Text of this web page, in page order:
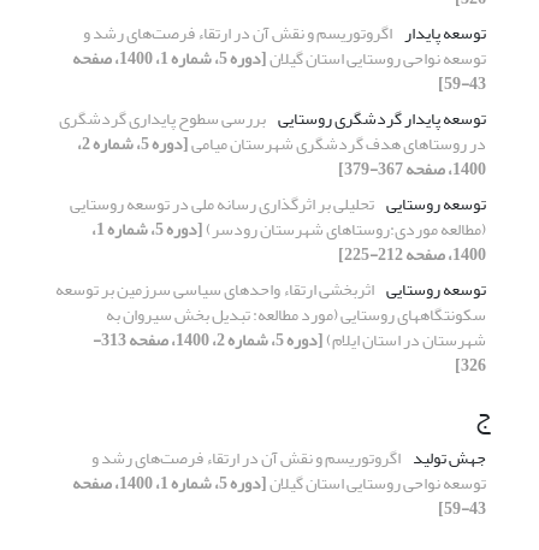
توسعه پایدار اگروتوریسم و نقش آن در ارتقاء فرصت‌های رشد و
توسعه نواحی روستایی استان گیلان [دوره 5، شماره 1، 1400، صفحه
43-59]
توسعه پایدار گردشگری روستایی بررسی سطوح پایداری گردشگری
در روستاهای هدف گردشگری شهرستان میامی [دوره 5، شماره 2،
1400، صفحه 367-379]
توسعه روستایی تحلیلی بر اثرگذاری رسانه ملی در توسعه روستایی
(مطالعه موردی:روستاهای شهرستان رودسر) [دوره 5، شماره 1،
1400، صفحه 212-225]
توسعه روستایی اثربخشی ارتقاء واحدهای سیاسی سرزمین بر توسعه
سکونتگاه‎های روستایی (مورد مطالعه: تبدیل بخش سیروان به
شهرستان در استان ایلام) [دوره 5، شماره 2، 1400، صفحه 313-
326]
ج
جهش تولید اگروتوریسم و نقش آن در ارتقاء فرصت‌های رشد و
توسعه نواحی روستایی استان گیلان [دوره 5، شماره 1، 1400، صفحه
43-59]